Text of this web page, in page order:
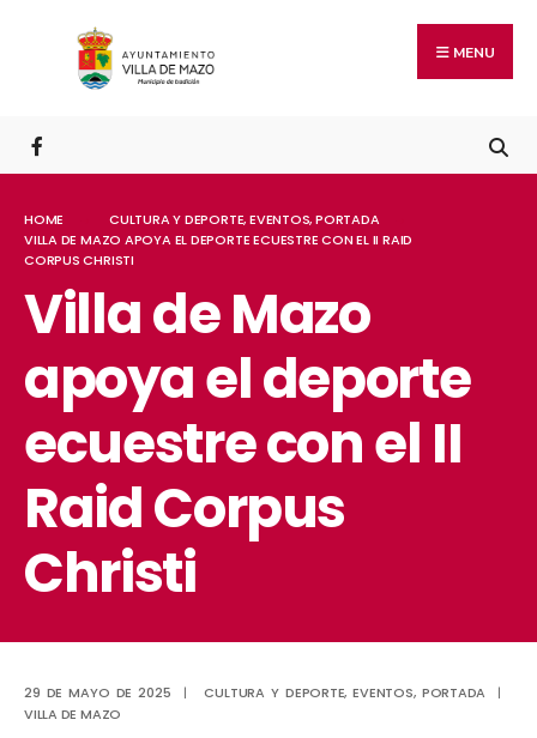
MENU
HOME CULTURA Y DEPORTE,EVENTOS,PORTADA
VILLA DE MAZO APOYA EL DEPORTE ECUESTRE CON EL II RAID
CORPUS CHRISTI
Villa de Mazo
apoya el deporte
ecuestre con el II
Raid Corpus
Christi
29 DE MAYO DE 2025 | CULTURA Y DEPORTE,EVENTOS, PORTADA
|
VILLA DE MAZO